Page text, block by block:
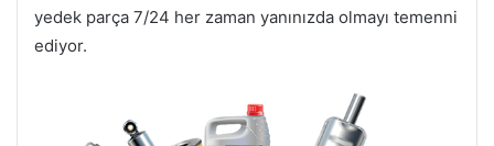
yedek parça 7/24 her zaman yanınızda olmayı temenni
ediyor.